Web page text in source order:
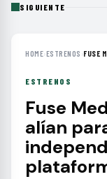
SIGUIENTE
HOME›ESTRENOS ›FUSE
ESTRENOS
Fuse
alían